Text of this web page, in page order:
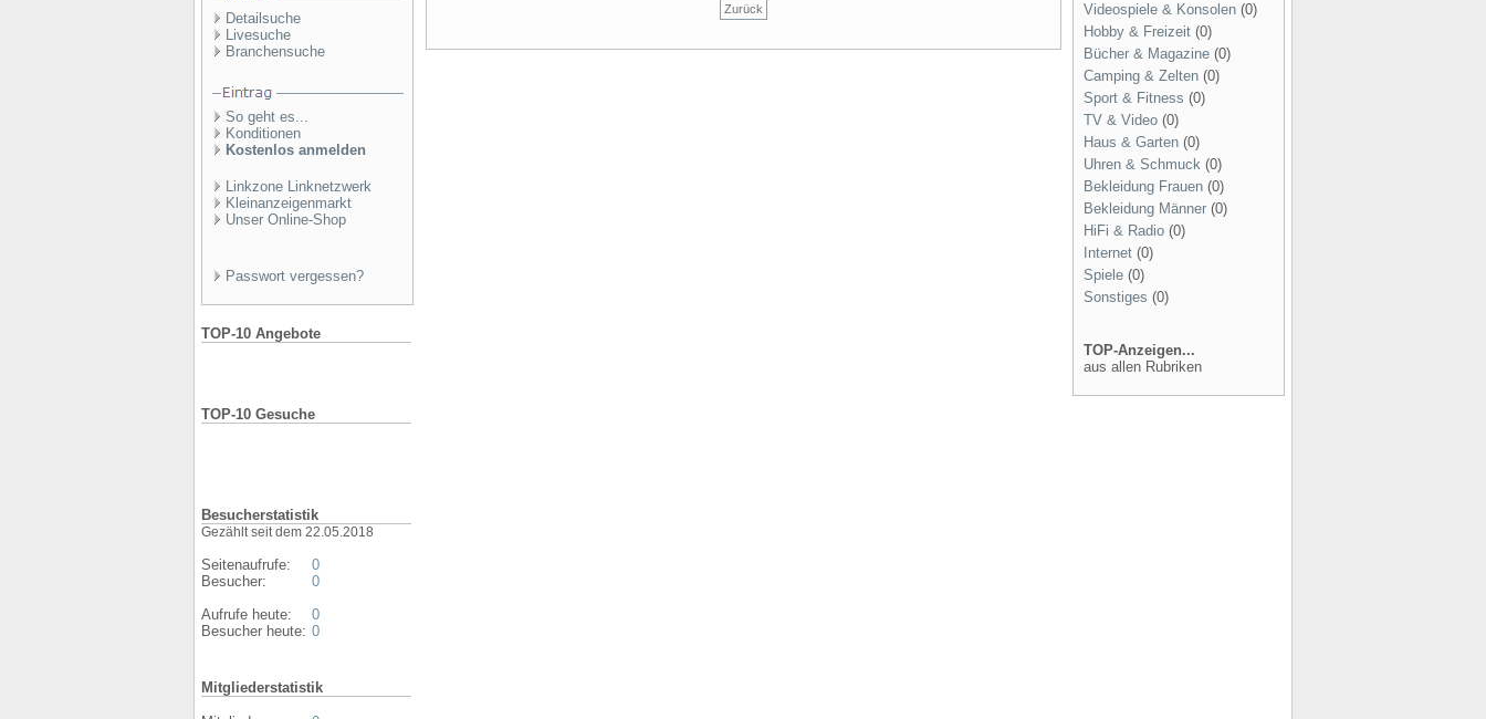
Detailsuche
Livesuche
Branchensuche
So geht es...
Konditionen
Kostenlos anmelden
Linkzone Linknetzwerk
Kleinanzeigenmarkt
Unser Online-Shop
Passwort vergessen?
TOP-10 Angebote
TOP-10 Gesuche
Besucherstatistik
Gezählt seit dem 22.05.2018
Seitenaufrufe:
Besucher:
Aufrufe heute:
Besucher heute:
0
0
0
0
Mitgliederstatistik
Zurück
Videospiele & Konsolen (0)
Hobby & Freizeit (0)
Bücher & Magazine (0)
Camping & Zelten (0)
Sport & Fitness (0)
TV & Video (0)
Haus & Garten (0)
Uhren & Schmuck (0)
Bekleidung Frauen (0)
Bekleidung Männer (0)
HiFi & Radio (0)
Internet (0)
Spiele (0)
Sonstiges (0)
TOP-Anzeigen...
aus allen Rubriken